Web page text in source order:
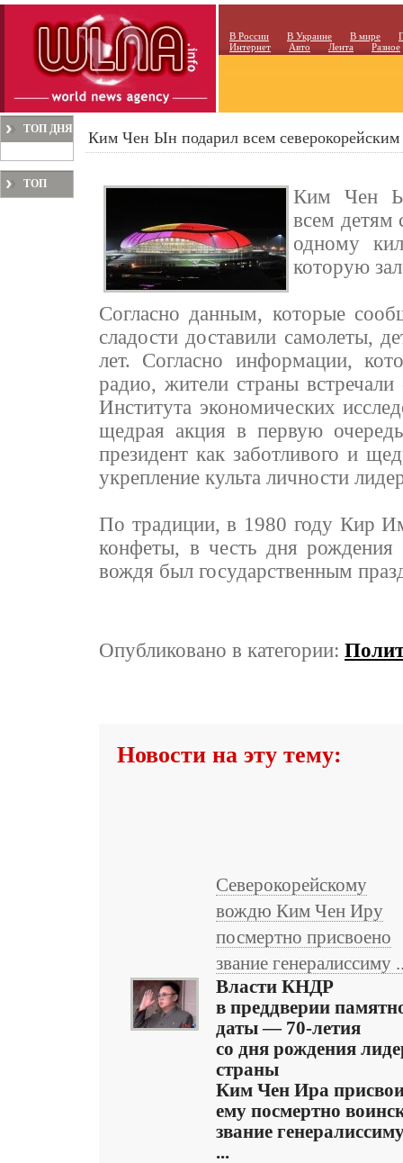
В России В Украине В мире
Интернет
Авто Лента Разное
ТОП ДНЯ
ТОП
Ким Чен Ын подарил всем
Ким Чен
всем детям
одному
которую
Согласно данным, которые
сладости доставили самолеты,
лет. Согласно информации,
радио, жители страны
Института экономических
щедрая акция в первую
президент как заботливого и
укрепление культа личности
По традиции, в 1980 году Кир
конфеты, в честь дня рождения
вождя был государственным
Опубликовано в категории:
Новости на эту тему:
Северокорейскому
вождю Ким Чен Иру
посмертно присвоено
звание генералиссиму
Власти КНДР
в преддверии
даты — 70-летия
со дня рождения
страны
Ким Чен Ира
ему посмертно
звание
...